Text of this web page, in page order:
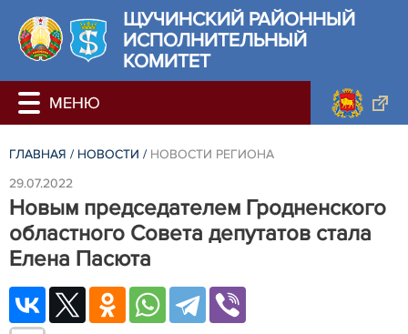
ЩУЧИНСКИЙ РАЙОННЫЙ
ИСПОЛНИТЕЛЬНЫЙ
КОМИТЕТ
ГЛАВНАЯ / НОВОСТИ / НОВОСТИ РЕГИОНА
29.07.2022
Новым председателем Гродненского
областного Совета депутатов стала
Елена Пасюта